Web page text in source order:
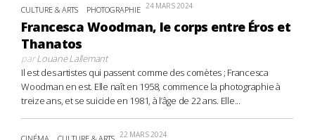
CULTURE & ARTS PHOTOGRAPHIE 24 MARS 2024
Francesca Woodman, le corps entre Éros et
Thanatos
parLouane Lallemant
Il est des artistes qui passent comme des comètes ; Francesca
Woodman en est. Elle naît en 1958, commence la photographie à
treize ans, et se suicide en 1981, à l’âge de 22 ans. Elle...
22 MARS 2024